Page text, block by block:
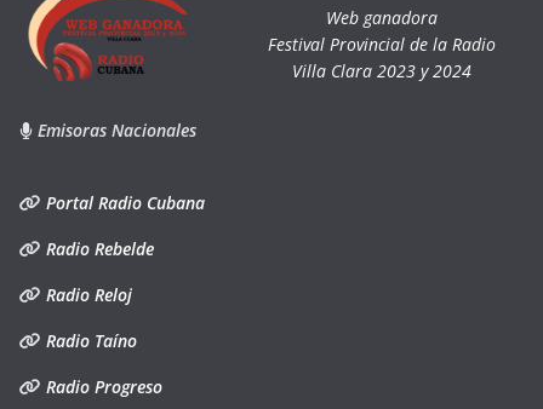
Web ganadora
Festival Provincial de la Radio
Villa Clara 2023 y 2024
Emisoras Nacionales
Portal Radio Cubana
Radio Rebelde
Radio Reloj
Radio Taíno
Radio Progreso